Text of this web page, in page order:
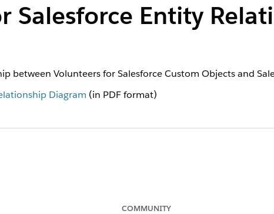
Salesforce Entity
between Volunteers for Salesforce Custom Objects and
Diagram (in PDF format)
COMMUNITY